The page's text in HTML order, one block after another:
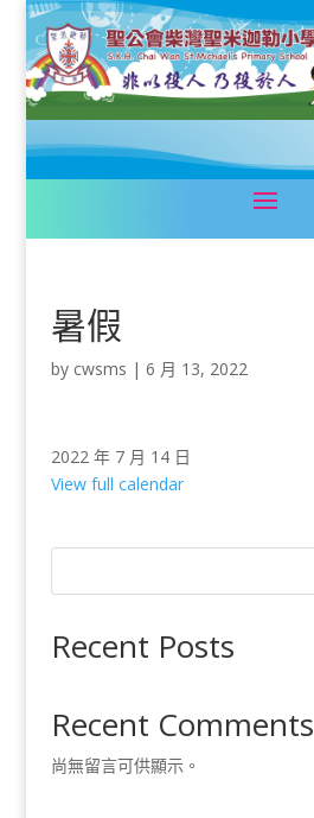
暑假
by cwsms | 6 月 13, 2022
2022 年 7 月 14 日
View full calendar
Recent Posts
Recent Comments
尚無留言可供顯示。